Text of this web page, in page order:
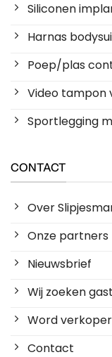
Siliconen
Harnas
Poep/plas
Video tampon
Sportlegging
CONTACT
Over
Onze partners
Nieuwsbrief
Wij zoeken
Word verkoper
Contact